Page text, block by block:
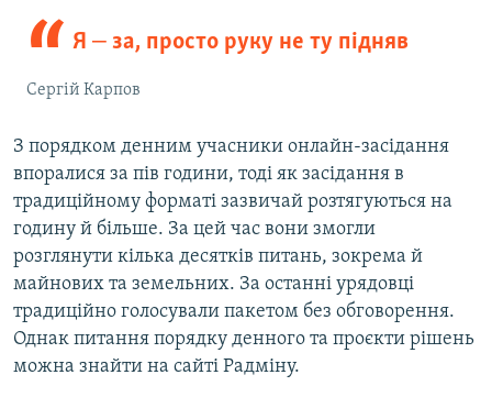
Я ‒ за, просто руку не ту підняв
Сергій Карпов
З порядком денним учасники онлайн-засідання
впоралися за пів години, тоді як засідання в
традиційному форматі зазвичай розтягуються на
годину й більше. За цей час вони змогли
розглянути кілька десятків питань, зокрема й
майнових та земельних. За останні урядовці
традиційно голосували пакетом без обговорення.
Однак питання порядку денного та проєкти рішень
можна знайти на сайті Радміну.